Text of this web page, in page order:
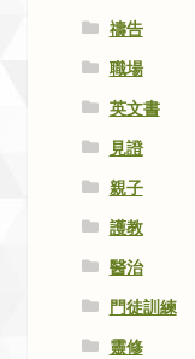
禱告
職場
英文書
見證
親子
護教
醫治
門徒訓練
靈修